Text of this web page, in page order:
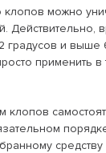
клопов можно
Действительно,
градусов и выше
применить в
клопов